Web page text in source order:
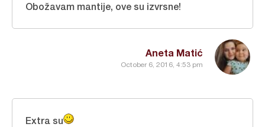
Aneta Matić
October 6, 2016, 4:53 pm
Obožavam mantije, ove su izvrsne!
Extra su